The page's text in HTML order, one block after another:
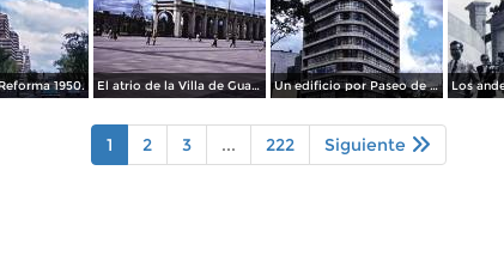
1950. El atrio de la Villa de Guadalupe 1950. Un edificio por Paseo de La Reforma 1950
1 2 3 ... 222 Siguiente